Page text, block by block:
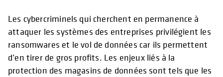
Les cybercriminels qui cherchent en permanence à
attaquer les systèmes des entreprises privilégient les
ransomwares et le vol de données car ils permettent
d’en tirer de gros profits. Les enjeux liés à la
protection des magasins de données sont tels que les